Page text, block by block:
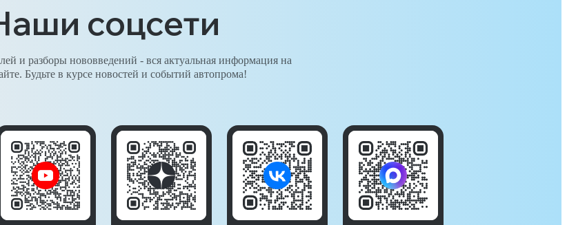
соцсети
и разборы нововведений - вся актуальная информация на
Будьте в курсе новостей и событий автопрома!